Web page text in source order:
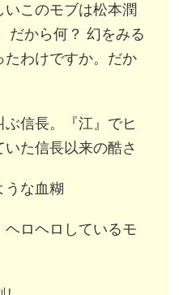
このモブは松本潤
だから何？ 幻をみる
たわけですか。だか
ぶ信長。『江』でヒ
た信長以来の酷さ
うな血糊
ヘロヘロしているモ